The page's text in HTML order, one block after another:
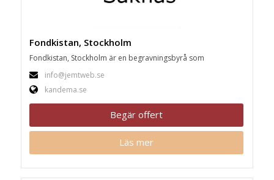
Fondkistan, Stockholm
Fondkistan, Stockholm är en begravningsbyrå som
info@jemtweb.se
kandema.se
Begär offert
Läs mer